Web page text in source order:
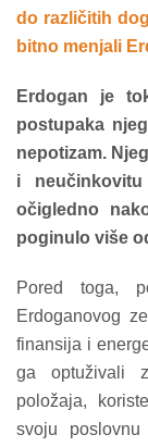
do različitih
bitno menjali
Erdogan je
postupaka
nepotizam.
i
očigledno
poginulo više
Pored toga,
Erdoganovog
finansija i
ga optuživali
položaja,
svoju